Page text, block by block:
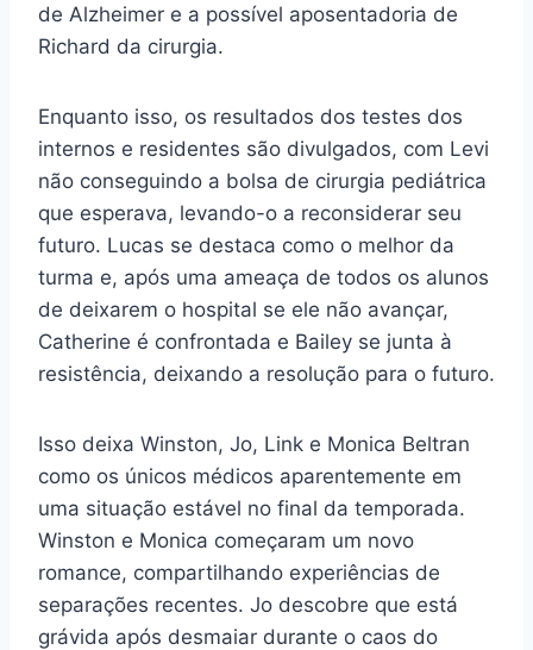
de Alzheimer e a possível aposentadoria de
Richard da cirurgia.
Enquanto isso, os resultados dos testes dos
internos e residentes são divulgados, com Levi
não conseguindo a bolsa de cirurgia pediátrica
que esperava, levando-o a reconsiderar seu
futuro. Lucas se destaca como o melhor da
turma e, após uma ameaça de todos os alunos
de deixarem o hospital se ele não avançar,
Catherine é confrontada e Bailey se junta à
resistência, deixando a resolução para o futuro.
Isso deixa Winston, Jo, Link e Monica Beltran
como os únicos médicos aparentemente em
uma situação estável no final da temporada.
Winston e Monica começaram um novo
romance, compartilhando experiências de
separações recentes. Jo descobre que está
grávida após desmaiar durante o caos do